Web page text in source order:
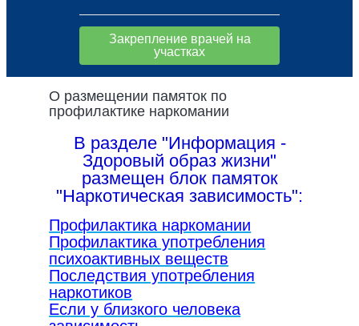
Закрепление врачей на
участках
О размещении памяток по
профилактике наркомании
В разделе "Информация -
Здоровый образ жизни"
размещен блок памяток
"Наркотическая зависимость":
Профилактика наркомании
Профилактика употребления
психоактивных веществ
Последствия употребления
наркотиков
Если у близкого человека